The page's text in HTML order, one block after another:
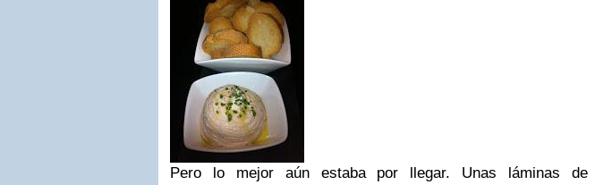
Pero lo mejor aún estaba por llegar. Unas láminas de